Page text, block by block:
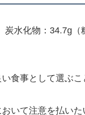
水化物：34.7g（
食事として選ぶこ
いて注意を払いた